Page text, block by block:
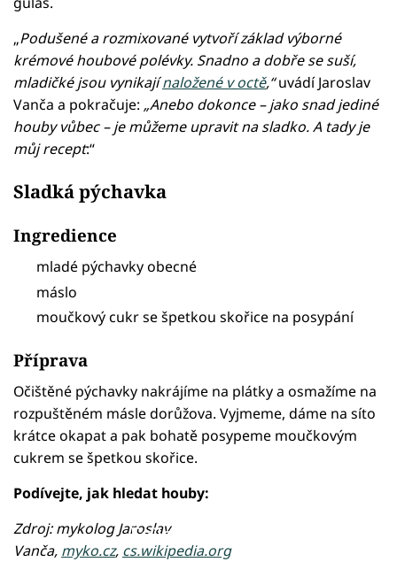
„Podušené a rozmixované vytvoří základ výborné
krémové houbové polévky. Snadno a dobře se suší,
mladičké jsou vynikajínaložené v octě,“uvádí Jaroslav
Vanča a pokračuje: „Anebo dokonce – jako snad jediné
houby vůbec – je můžeme upravit na sladko. A tady je
můj recept:“
Sladká pýchavka
Ingredience
mladé pýchavky obecné
máslo
moučkový cukr se špetkou skořice na posypání
Příprava
Očištěné pýchavky nakrájíme na plátky a osmažíme na
rozpuštěném másle dorůžova. Vyjmeme, dáme na síto
krátce okapat a pak bohatě posypeme moučkovým
cukrem se špetkou skořice.
Podívejte, jak hledat houby:
Failed to fetch
Zdroj: mykolog Jaroslav
Vanča, myko.cz, cs.wikipedia.org